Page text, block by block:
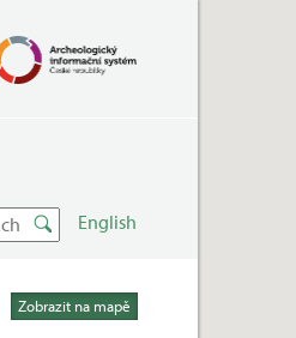
English
Zobrazit na mapě